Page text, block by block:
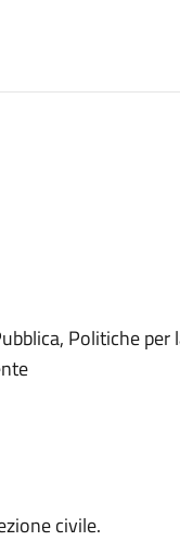
Politiche per
civile.